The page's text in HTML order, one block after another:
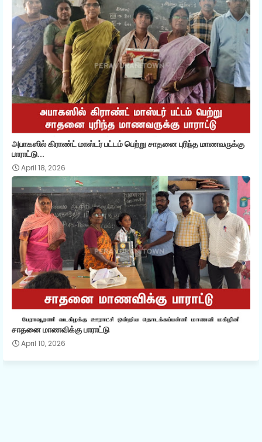
அபாகஸில் கிராண்ட் மாஸ்டர் பட்டம் பெற்று சாதனை புரிந்த மாணவருக்கு
பாராட்டு...
April 18, 2026
சாதனை மாணவிக்கு பாராட்டு
April 10, 2026